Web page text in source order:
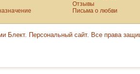
Отзывы
Письма о любви
Блект. Персональный сайт. Все права